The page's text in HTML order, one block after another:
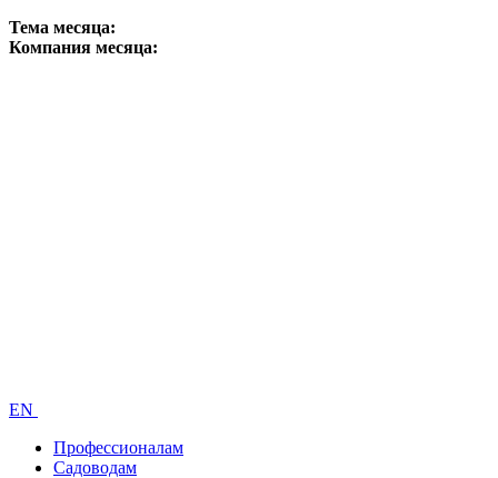
Тема месяца:
Компания месяца:
EN
Профессионалам
Садоводам